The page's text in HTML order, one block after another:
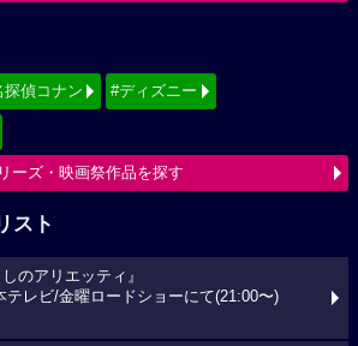
探偵コナン #ディズニー
ーズ・映画祭作品を探す
スト
しのアリエッティ』
テレビ/金曜ロードショーにて(21:00〜)